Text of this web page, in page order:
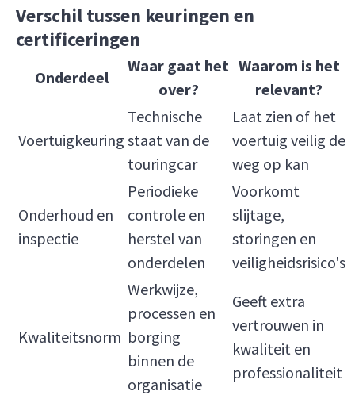
Verschil tussen keuringen en
certificeringen
Onderdeel
Waar gaat het
over?
Waarom is het
relevant?
Voertuigkeuring
Technische
staat van de
touringcar
Laat zien of het
voertuig veilig de
weg op kan
Onderhoud en
inspectie
Periodieke
controle en
herstel van
onderdelen
Voorkomt
slijtage,
storingen en
veiligheidsrisico's
Kwaliteitsnorm
Werkwijze,
processen en
borging
binnen de
organisatie
Geeft extra
vertrouwen in
kwaliteit en
professionaliteit